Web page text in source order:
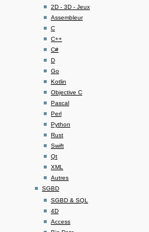
2D - 3D - Jeux
Assembleur
C
C++
C#
D
Go
Kotlin
Objective C
Pascal
Perl
Python
Rust
Swift
Qt
XML
Autres
SGBD
SGBD & SQL
4D
Access